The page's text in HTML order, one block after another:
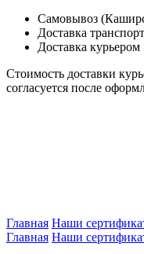
Самовывоз
Доставка
Доставка курьером
Стоимость доставки
согласуется после
Главная Наши
Главная Наши